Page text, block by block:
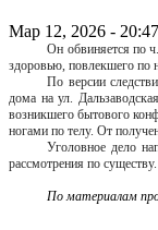
Мар 12, 2026 - 20:47
Он обвиняется по
здоровью, повлекшего по
По версии
дома на ул.
возникшего бытового
ногами по телу. От
Уголовное дело
рассмотрения по существу.
По материалам